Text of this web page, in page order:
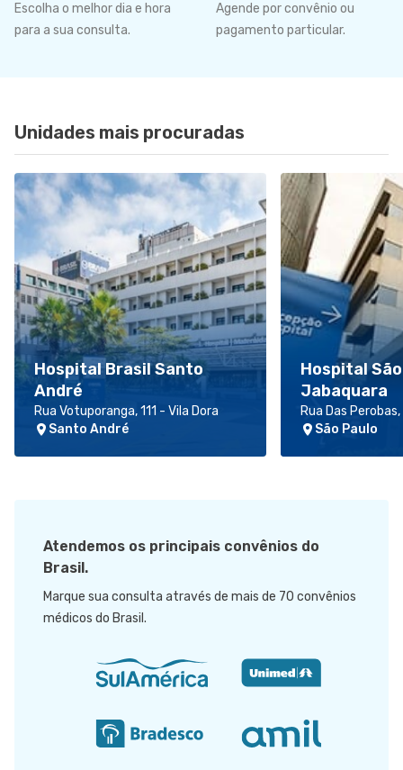
Escolha o melhor dia e hora
para a sua consulta.
Agende por convênio ou
pagamento particular.
Unidades mais procuradas
Hospital Brasil Santo
André
Rua Votuporanga, 111 - Vila Dora
Santo André
Hospital
Jabaquara
Rua Das
São Paulo
Atendemos os principais convênios do
Brasil.
Marque sua consulta através de mais de 70 convênios
médicos do Brasil.